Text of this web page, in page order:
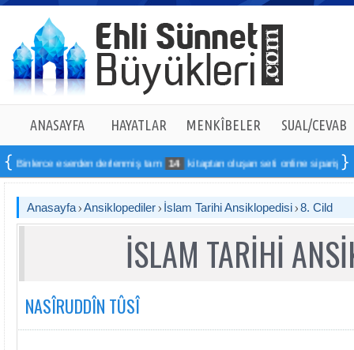
ANASAYFA HAYATLAR MENKÎBELER SUAL/CEVAB
derlenmiş tam 14 kitaptan oluşan seti online sipariş verebilirsiniz
Anasayfa Ansiklopediler İslam Tarihi Ansiklopedisi 8. Cild
İSLAM TARİHİ
NASÎRUDDÎN TÛSÎ